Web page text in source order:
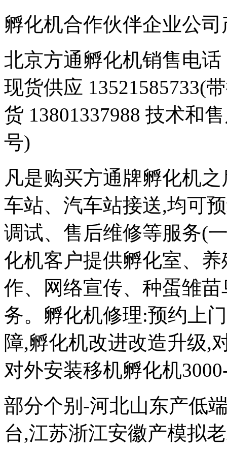
孵化机合作伙伴企业公
北京方通孵化机销售电话
现货供应 13521585733(
货 13801337988 技术和
号)
凡是购买方通牌孵化机
车站、汽车站接送,均可
调试、售后维修等服务(
化机客户提供孵化室、
作、网络宣传、种蛋雏
务。孵化机修理:预约上
障,孵化机改进改造升级,
对外安装移机孵化机
部分个别-河北山东产低
台,江苏浙江安徽产模拟